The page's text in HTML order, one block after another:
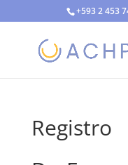
+593 2 453
Registro